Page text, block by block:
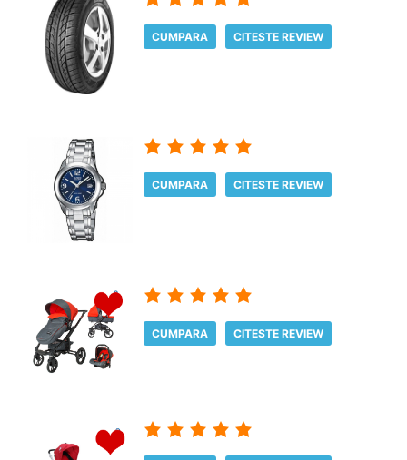
CUMPARA CITESTE REVIEW
CUMPARA CITESTE REVIEW
CUMPARA CITESTE REVIEW